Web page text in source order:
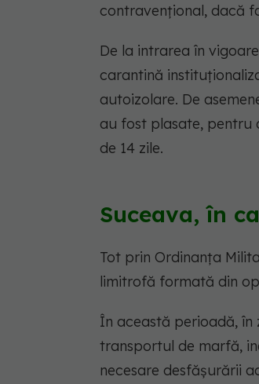
contravențional, dacă
De la intrarea în
carantină
autoizolare. De
au fost plasate, pentru
de 14 zile.
Suceava, în
Tot prin Ordinanța
limitrofă formată din
În această perioadă,
transportul de marfă,
necesare desfășurării